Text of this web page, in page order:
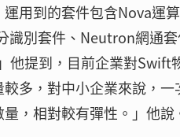
用到的套件包含Nova運
識別套件、Neutron網通
他提到，目前企業對
多，對中小企業來說，
，相對較有彈性。」他說